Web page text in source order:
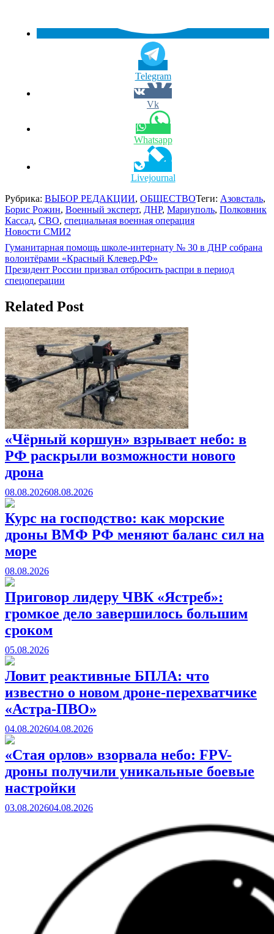
Telegram
Vk
Whatsapp
Livejournal
Рубрика: ВЫБОР РЕДАКЦИИ, ОБЩЕСТВОТеги: Азовсталь,
Борис Рожин, Военный эксперт, ДНР, Мариуполь, Полковник
Кассад, СВО, специальная военная операция
Новости СМИ2
Навигация
по
записям
Гуманитарная помощь школе-интернату № 30 в ДНР собрана
волонтёрами «Красный Клевер.РФ»
Президент России призвал отбросить распри в период
спецоперации
Related Post
«Чёрный коршун» взрывает небо: в
РФ раскрыли возможности нового
дрона
08.08.202608.08.2026
Курс на господство: как морские
дроны ВМФ РФ меняют баланс сил на
море
08.08.2026
Приговор лидеру ЧВК «Ястреб»:
громкое дело завершилось большим
сроком
05.08.2026
Ловит реактивные БПЛА: что
известно о новом дроне-перехватчике
«Астра-ПВО»
04.08.202604.08.2026
«Стая орлов» взорвала небо: FPV-
дроны получили уникальные боевые
настройки
03.08.202604.08.2026